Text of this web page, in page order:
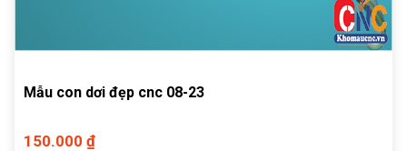
Mẫu con dơi đẹp cnc 08-23
150.000 ₫